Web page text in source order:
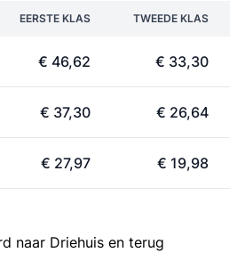
EERSTE KLAS TWEEDE KLAS
€ 46,62 € 33,30
€ 37,30 € 26,64
€ 27,97 € 19,98
naar Driehuis en terug